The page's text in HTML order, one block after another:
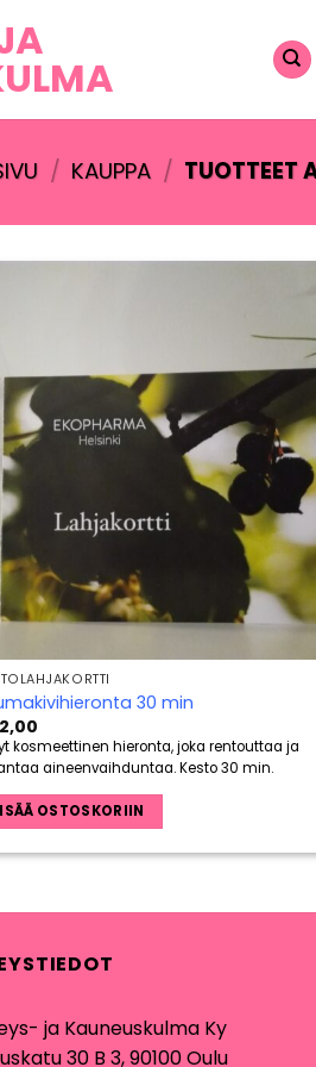
/ KAUPPA / TUOTTEET
30 min
kosmeettinen hieronta, joka rentouttaa ja
aineenvaihduntaa. Kesto 30 min.
OSTOSKORIIN
ja Kauneuskulma Ky
30 B 3, 90100 Oulu